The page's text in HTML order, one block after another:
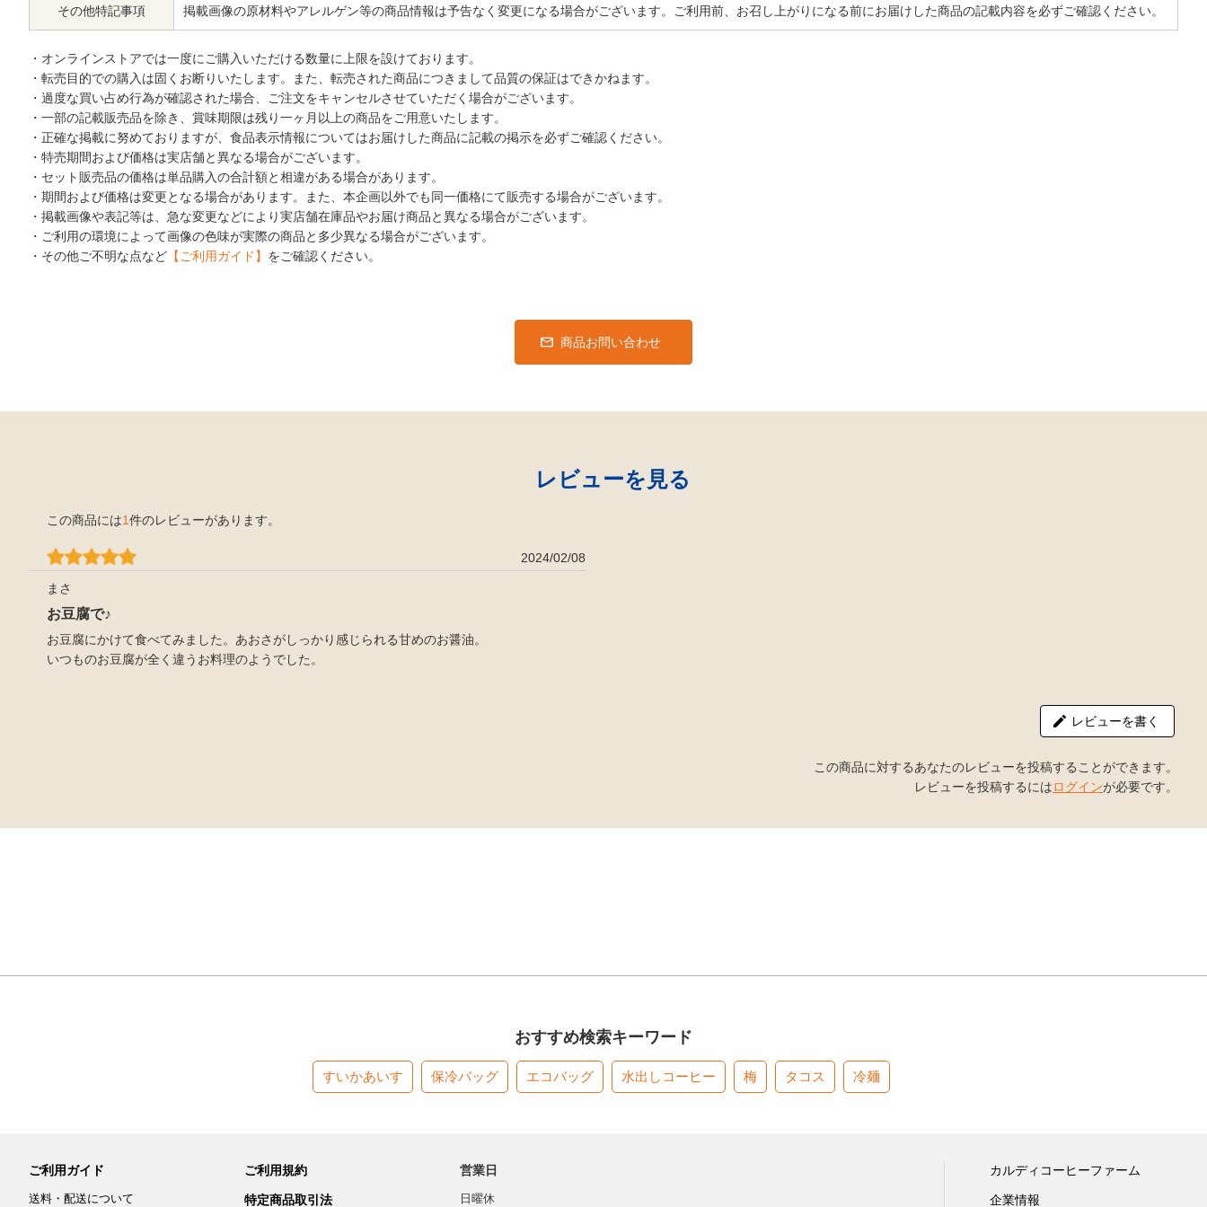
その他特記事項 掲載画像の原材料やアレルゲン等の商品情報は予告なく変更になる場合がございます。ご利用前、お召し上がりになる前にお届けした商品の記載内容を必ずご確認ください。
・オンラインストアでは一度にご購入いただける数量に上限を設けております。
・転売目的での購入は固くお断りいたします。また、転売された商品につきまして品質の保証はできかねます。
・過度な買い占め行為が確認された場合、ご注文をキャンセルさせていただく場合がございます。
・一部の記載販売品を除き、賞味期限は残り一ヶ月以上の商品をご用意いたします。
・正確な掲載に努めておりますが、食品表示情報についてはお届けした商品に記載の掲示を必ずご確認ください。
・特売期間および価格は実店舗と異なる場合がございます。
・セット販売品の価格は単品購入の合計額と相違がある場合があります。
・期間および価格は変更となる場合があります。また、本企画以外でも同一価格にて販売する場合がございます。
・掲載画像や表記等は、急な変更などにより実店舗在庫品やお届け商品と異なる場合がございます。
・ご利用の環境によって画像の色味が実際の商品と多少異なる場合がございます。
・その他ご不明な点など 【ご利用ガイド】 をご確認ください。
商品お問い合わせ
レビューを見る
この商品には1件のレビューがあります。
2024/02/08
まさ
お豆腐で♪
お豆腐にかけて食べてみました。あおさがしっかり感じられる甘めのお醤油。
いつものお豆腐が全く違うお料理のようでした。
レビューを書く
この商品に対するあなたのレビューを投稿することができます。
レビューを投稿するにはログインが必要です。
おすすめ検索キーワード
すいかあいす 保冷バッグ エコバッグ 水出しコーヒー 梅 タコス 冷麺
ご利用ガイド
送料・配送について
ご利用規約
特定商品取引法
営業日
日曜休
カルディコーヒーファーム
企業情報